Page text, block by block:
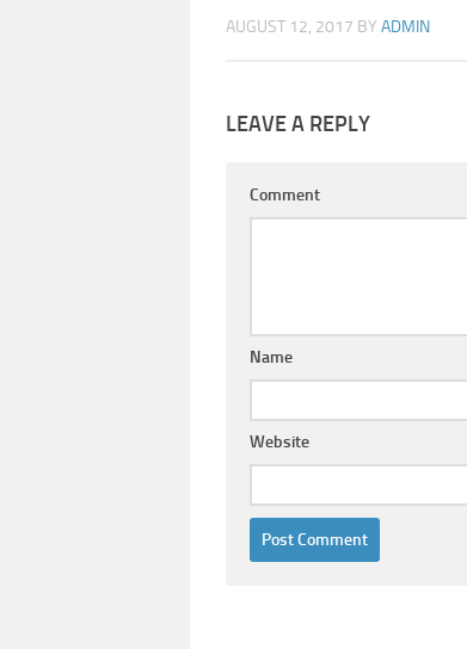
AUGUST 12, 2017 BY ADMIN
LEAVE A REPLY
Comment
Name
Website